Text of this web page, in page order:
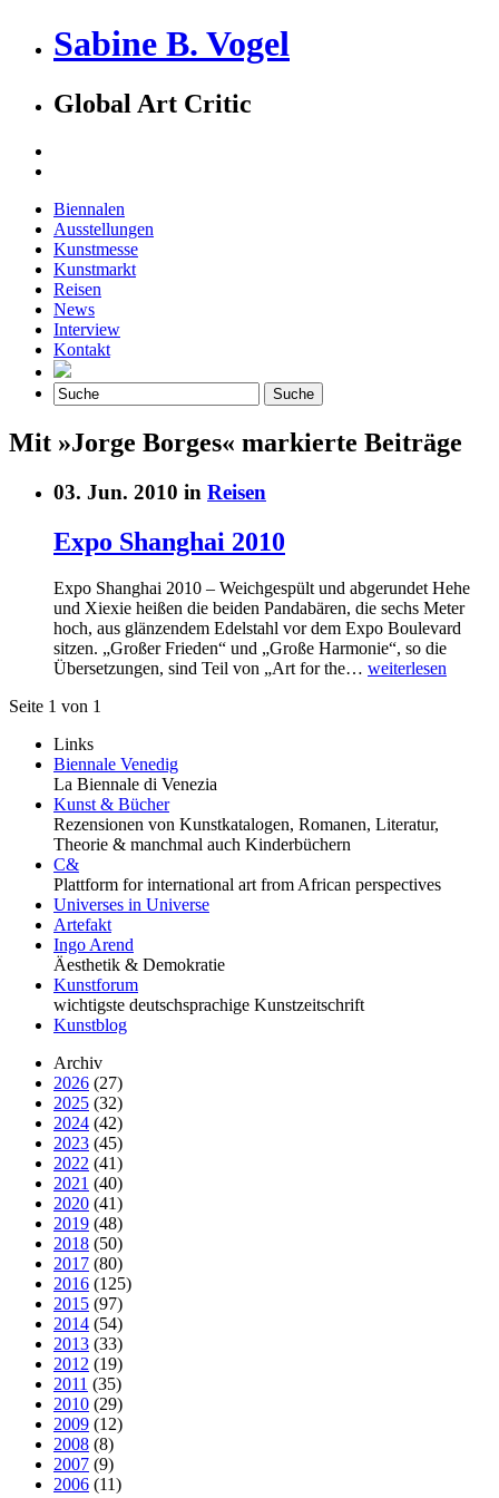
Sabine B. Vogel
Global Art Critic
Biennalen
Ausstellungen
Kunstmesse
Kunstmarkt
Reisen
News
Interview
Kontakt
Mit »Jorge Borges« markierte Beiträge
03. Jun. 2010 in Reisen
Expo Shanghai 2010
Expo Shanghai 2010 – Weichgespült und abgerundet Hehe
und Xiexie heißen die beiden Pandabären, die sechs Meter
hoch, aus glänzendem Edelstahl vor dem Expo Boulevard
sitzen. „Großer Frieden“ und „Große Harmonie“, so die
Übersetzungen, sind Teil von „Art for the… weiterlesen
Seite 1 von 1
Links
Biennale Venedig
La Biennale di Venezia
Kunst & Bücher
Rezensionen von Kunstkatalogen, Romanen, Literatur,
Theorie & manchmal auch Kinderbüchern
C&
Plattform for international art from African perspectives
Universes in Universe
Artefakt
Ingo Arend
Äesthetik & Demokratie
Kunstforum
wichtigste deutschsprachige Kunstzeitschrift
Kunstblog
Archiv
2026 (27)
2025 (32)
2024 (42)
2023 (45)
2022 (41)
2021 (40)
2020 (41)
2019 (48)
2018 (50)
2017 (80)
2016 (125)
2015 (97)
2014 (54)
2013 (33)
2012 (19)
2011 (35)
2010 (29)
2009 (12)
2008 (8)
2007 (9)
2006 (11)